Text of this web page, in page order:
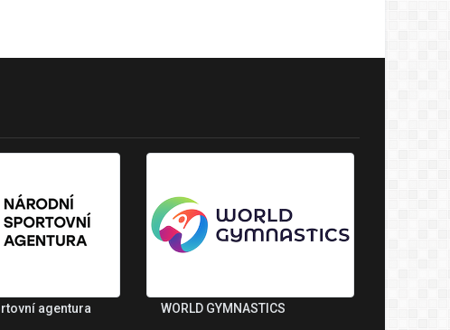
agentura WORLD GYMNASTICS